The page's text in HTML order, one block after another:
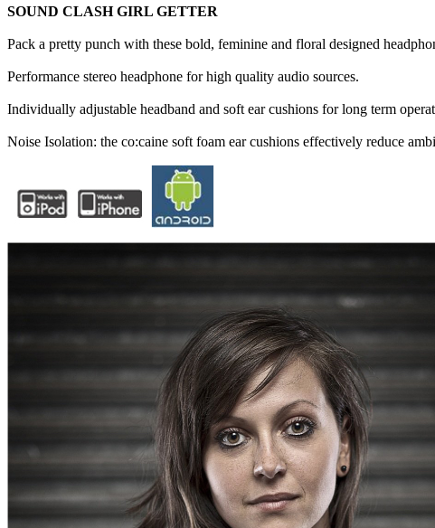
SOUND CLASH GIRL GETTER
Pack a pretty punch with these bold, feminine and floral designed
Performance stereo headphone for high quality audio sources.
Individually adjustable headband and soft ear cushions for long term
Noise Isolation: the co:caine soft foam ear cushions effectively reduce